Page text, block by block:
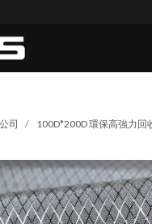
司 100D*200D 環保高強力回